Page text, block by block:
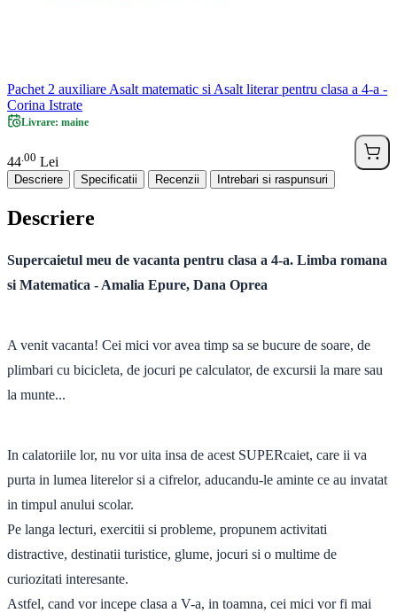
Pachet 2 auxiliare Asalt matematic si Asalt literar pentru clasa a 4-a -
Corina Istrate
Livrare: maine
44 00 Lei
Descriere Specificatii Recenzii Intrebari si raspunsuri
Descriere
Supercaietul meu de vacanta pentru clasa a 4-a. Limba romana
si Matematica - Amalia Epure, Dana Oprea
A venit vacanta! Cei mici vor avea timp sa se bucure de soare, de
plimbari cu bicicleta, de jocuri pe calculator, de excursii la mare sau
la munte...
In calatoriile lor, nu vor uita insa de acest SUPERcaiet, care ii va
purta in lumea literelor si a cifrelor, aducandu-le aminte ce au invatat
in timpul anului scolar.
Pe langa lecturi, exercitii si probleme, propunem activitati
distractive, destinatii turistice, glume, jocuri si o multime de
curiozitati interesante.
Astfel, cand vor incepe clasa a V-a, in toamna, cei mici vor fi mai